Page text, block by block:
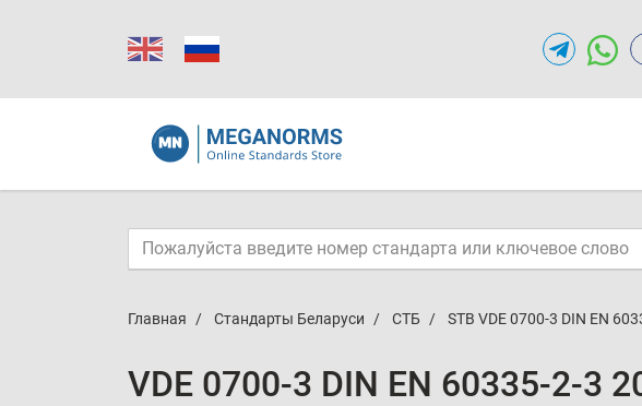
Главная Стандарты Беларуси СТБ STB VDE 0700-3 DIN EN
VDE 0700-3 DIN EN 60335-2-3